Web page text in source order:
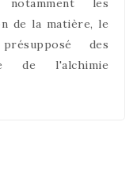
les
de la matière, le
des
de l'alchimie